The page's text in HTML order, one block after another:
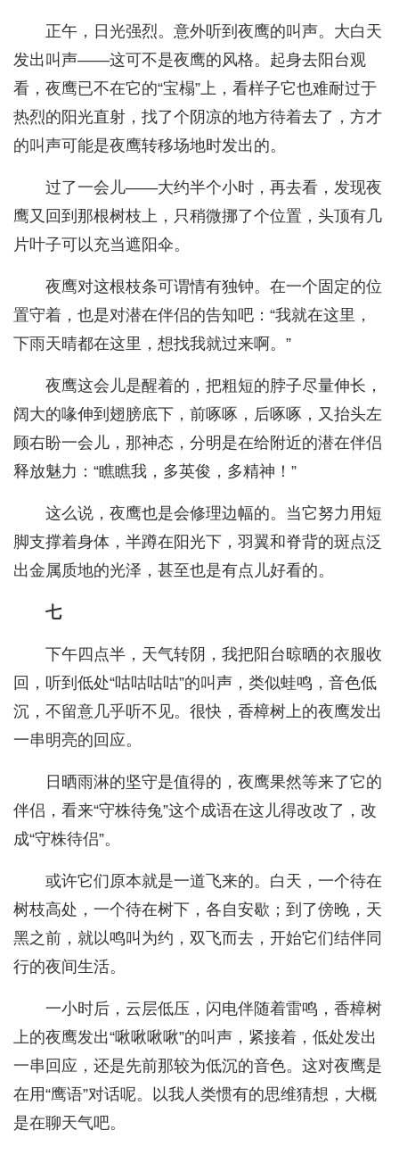
正午，日光强烈。意外听到夜鹰的叫声。大白天
发出叫声——这可不是夜鹰的风格。起身去阳台观
看，夜鹰已不在它的“宝榻”上，看样子它也难耐过于
热烈的阳光直射，找了个阴凉的地方待着去了，方才
的叫声可能是夜鹰转移场地时发出的。
过了一会儿——大约半个小时，再去看，发现夜
鹰又回到那根树枝上，只稍微挪了个位置，头顶有几
片叶子可以充当遮阳伞。
夜鹰对这根枝条可谓情有独钟。在一个固定的位
置守着，也是对潜在伴侣的告知吧：“我就在这里，
下雨天晴都在这里，想找我就过来啊。”
夜鹰这会儿是醒着的，把粗短的脖子尽量伸长，
阔大的喙伸到翅膀底下，前啄啄，后啄啄，又抬头左
顾右盼一会儿，那神态，分明是在给附近的潜在伴侣
释放魅力：“瞧瞧我，多英俊，多精神！”
这么说，夜鹰也是会修理边幅的。当它努力用短
脚支撑着身体，半蹲在阳光下，羽翼和脊背的斑点泛
出金属质地的光泽，甚至也是有点儿好看的。
七
下午四点半，天气转阴，我把阳台晾晒的衣服收
回，听到低处“咕咕咕咕”的叫声，类似蛙鸣，音色低
沉，不留意几乎听不见。很快，香樟树上的夜鹰发出
一串明亮的回应。
日晒雨淋的坚守是值得的，夜鹰果然等来了它的
伴侣，看来“守株待兔”这个成语在这儿得改改了，改
成“守株待侣”。
或许它们原本就是一道飞来的。白天，一个待在
树枝高处，一个待在树下，各自安歇；到了傍晚，天
黑之前，就以鸣叫为约，双飞而去，开始它们结伴同
行的夜间生活。
一小时后，云层低压，闪电伴随着雷鸣，香樟树
上的夜鹰发出“啾啾啾啾”的叫声，紧接着，低处发出
一串回应，还是先前那较为低沉的音色。这对夜鹰是
在用“鹰语”对话呢。以我人类惯有的思维猜想，大概
是在聊天气吧。